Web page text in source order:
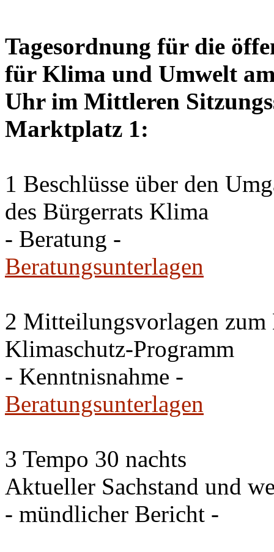
Tagesordnung für die
für Klima und Umwelt
Uhr im Mittleren
Marktplatz 1:
1 Beschlüsse über den
des Bürgerrats Klima
- Beratung -
Beratungsunterlagen
2 Mitteilungsvorlagen zum
Klimaschutz-Programm
- Kenntnisnahme -
Beratungsunterlagen
3 Tempo 30 nachts
Aktueller Sachstand und
- mündlicher Bericht -